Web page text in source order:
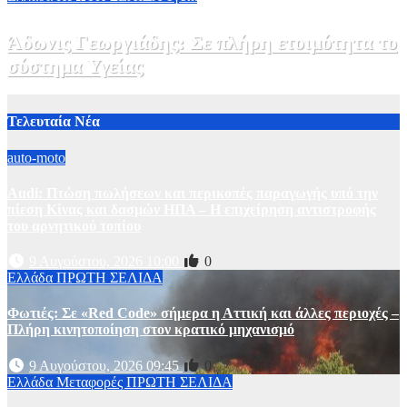
Άδωνις Γεωργιάδης: Σε πλήρη ετοιμότητα το
σύστημα Υγείας
Τελευταία Νέα
auto-moto
0
Ελλάδα ΠΡΩΤΗ ΣΕΛΙΔΑ
Φωτιές: Σε «Red Code» σήμερα η Αττική και άλλες περιοχές –
Πλήρη κινητοποίηση στον κρατικό μηχανισμό
9 Αυγούστου, 2026 09:45
0
Ελλάδα Μεταφορές ΠΡΩΤΗ ΣΕΛΙΔΑ